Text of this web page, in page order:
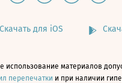
Скачать для iOS
использование материалов
перепечатки и при наличии